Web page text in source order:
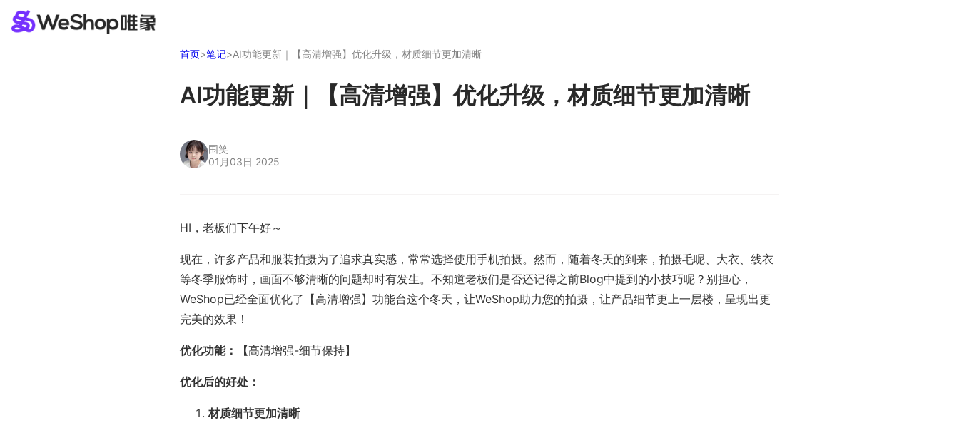
首页>笔记>AI功能更新｜【高清增强】优化升级，材质细节更加清晰
AI功能更新｜【高清增强】优化升级，材质细节更加清晰
围笑
01月03日 2025
HI，老板们下午好～
现在，许多产品和服装拍摄为了追求真实感，常常选择使用手机拍摄。然而，随着冬天的到来，拍摄毛呢、大衣、线衣
等冬季服饰时，画面不够清晰的问题却时有发生。不知道老板们是否还记得之前Blog中提到的小技巧呢？别担心，
WeShop已经全面优化了【高清增强】功能台这个冬天，让WeShop助力您的拍摄，让产品细节更上一层楼，呈现出更
完美的效果！
优化功能：【高清增强-细节保持】
优化后的好处：
材质细节更加清晰